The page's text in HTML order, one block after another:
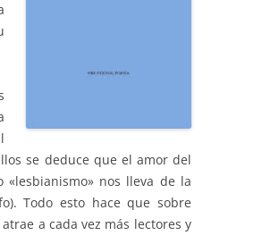
se deduce que el amor del
nos lleva de la
Todo esto hace que sobre
a cada vez más lectores y